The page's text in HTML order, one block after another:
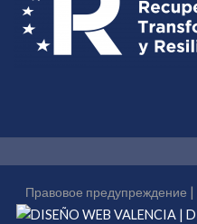
Правовое предупреждение |